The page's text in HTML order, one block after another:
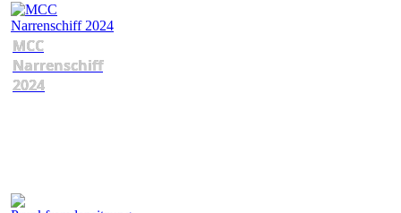
MCC
Narrenschiff
2024